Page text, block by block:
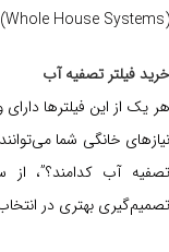
(Whole House Systems) آشنا خواهید شد.
خرید فیلتر تصفیه آب
هر یک از این فیلترها
نیازهای خانگی شما
تصفیه آب کدامند؟”، از
تصمیم‌گیری بهتری در